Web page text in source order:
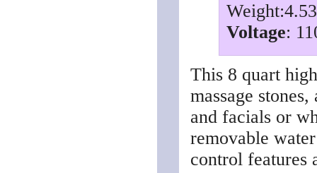
Voltage:
This 8 quart
massage
and facials or
removable
control features